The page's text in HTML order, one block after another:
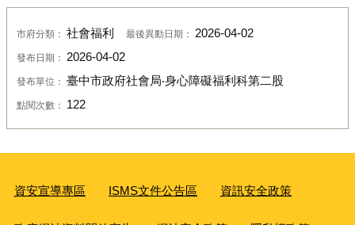
市府分類： 社會福利 最後異動日期： 2026-04-02
發布日期： 2026-04-02
發布單位： 臺中市政府社會局‧身心障礙福利科第二股
點閱次數： 122
資安宣導專區 ISMS文件公告區 資訊安全政策